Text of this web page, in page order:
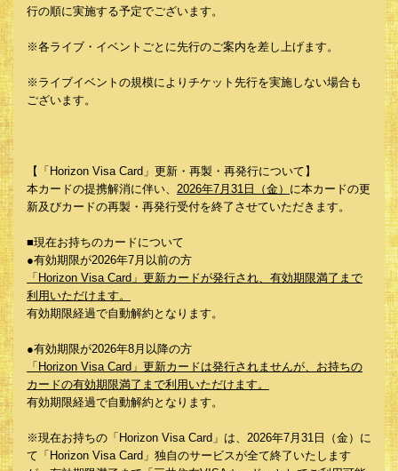
行の順に実施する予定でございます。
※各ライブ・イベントごとに先行のご案内を差し上げます。
※ライブイベントの規模によりチケット先行を実施しない場合も
ございます。
【「Horizon Visa Card」更新・再製・再発行について】
本カードの提携解消に伴い、 2026年7月31日（金） に本カードの更
新及びカードの再製・再発行受付を終了させていただきます。
■現在お持ちのカードについて
●有効期限が2026年7月以前の方
「Horizon Visa Card」更新カードが発行され、有効期限満了まで
利用いただけます。
有効期限経過で自動解約となります。
●有効期限が2026年8月以降の方
「Horizon Visa Card」更新カードは発行されませんが、お持ちの
カードの有効期限満了まで利用いただけます。
有効期限経過で自動解約となります。
※現在お持ちの「Horizon Visa Card」は、2026年7月31日（金）に
て「Horizon Visa Card」独自のサービスが全て終了いたします